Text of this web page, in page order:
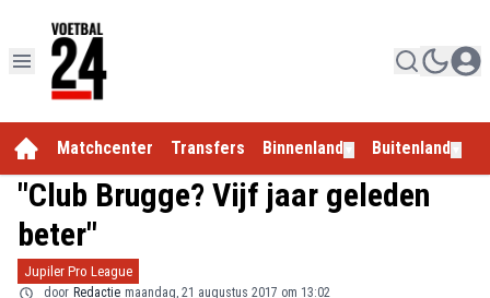
Matchcenter Transfers Binnenland Buitenland
"Club Brugge? Vijf jaar geleden
beter"
Jupiler Pro League
door Redactie maandag, 21 augustus 2017 om 13:02